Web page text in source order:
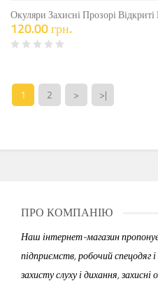
Окуляри Захисні Прозорі
120.00 грн.
1 2 >
>|
ПРО КОМПАНІЮ
Наш інтернет-магазин
підприємств, робочий спецодяг
захисту слуху і дихання, захисні